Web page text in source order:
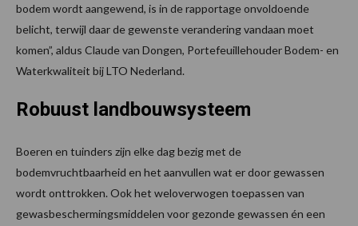
bodem wordt aangewend, is in de rapportage onvoldoende
belicht, terwijl daar de gewenste verandering vandaan moet
komen”, aldus Claude van Dongen, Portefeuillehouder Bodem- en
Waterkwaliteit bij LTO Nederland.
Robuust landbouwsysteem
Boeren en tuinders zijn elke dag bezig met de
bodemvruchtbaarheid en het aanvullen wat er door gewassen
wordt onttrokken. Ook het weloverwogen toepassen van
gewasbeschermingsmiddelen voor gezonde gewassen én een